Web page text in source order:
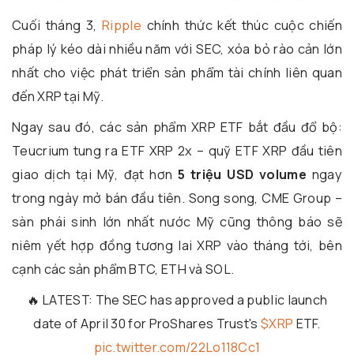
Cuối tháng 3,Ripple chính thức kết thúc cuộc chiến
pháp lý kéo dài nhiều năm với SEC, xóa bỏ rào cản lớn
nhất cho việc phát triển sản phẩm tài chính liên quan
đến XRP tại Mỹ.
Ngay sau đó, các sản phẩm XRP ETF bắt đầu đổ bộ:
Teucrium tung ra ETF XRP 2x – quỹ ETF XRP đầu tiên
giao dịch tại Mỹ, đạt hơn 5 triệu USD volume ngay
trong ngày mở bán đầu tiên. Song song, CME Group –
sàn phái sinh lớn nhất nước Mỹ cũng thông báo sẽ
niêm yết hợp đồng tương lai XRP vào tháng tới, bên
cạnh các sản phẩm BTC, ETH và SOL.
🔥 LATEST: The SEC has approved a public launch
date of April 30 for ProShares Trust's $XRP ETF.
pic.twitter.com/22Lo118Cc1